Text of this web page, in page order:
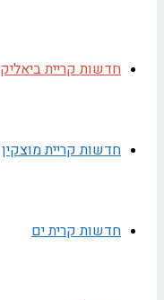
חדשות קריית ביאליק
חדשות קריית מוצקין
חדשות קרית ים